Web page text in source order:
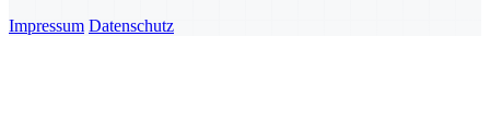
Impressum Datenschutz